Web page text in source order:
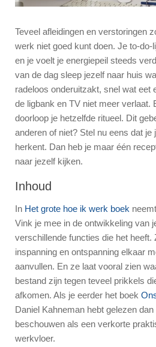
Teveel afleidingen en verstoringen
werk niet goed kunt doen. Je to-
en je voelt je energiepeil steeds
van de dag sleep jezelf naar huis
radeloos onderuitzakt, snel wat eet
de ligbank en TV niet meer verlaat.
doorloop je hetzelfde ritueel. Dit
anderen of niet? Stel nu eens dat je
herkent. Dan heb je maar één
naar jezelf kijken.
Inhoud
In Het grote hoe ik werk boek
Vink je mee in de ontwikkeling van
verschillende functies die het heeft.
inspanning en ontspanning elkaar
aanvullen. En ze laat vooral zien
bestand zijn tegen teveel prikkels
afkomen. Als je eerder het boek
Daniel Kahneman hebt gelezen
beschouwen als een verkorte
werkvloer.